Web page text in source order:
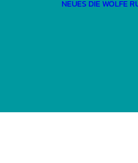
NEUES DIE WÖLFE